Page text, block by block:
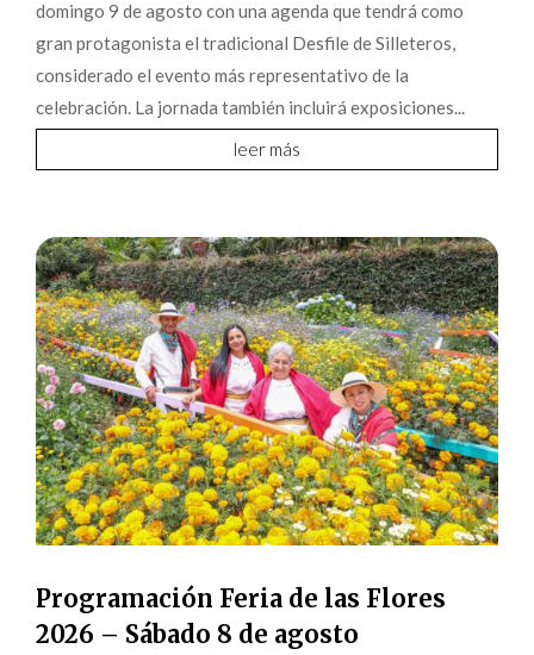
domingo 9 de agosto con una agenda que tendrá como
gran protagonista el tradicional Desfile de Silleteros,
considerado el evento más representativo de la
celebración. La jornada también incluirá exposiciones...
leer más
Programación Feria de las Flores
2026 – Sábado 8 de agosto